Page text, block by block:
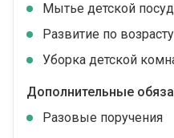
Мытье детской
Развитие по возрасту
Уборка детской
Дополнительные
Разовые поручения